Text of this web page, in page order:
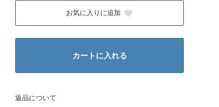
お気に入りに追加
カートに入れる
返品について